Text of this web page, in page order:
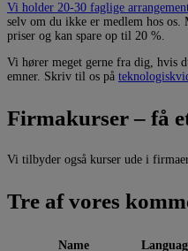
Vi holder 20-30 faglige
selv om du ikke er medlem hos
priser og kan spare op til 20 %.
Vi hører meget gerne fra dig, hvis
emner. Skriv til os på
Firmakurser – få
Vi tilbyder også kurser ude i
Tre af vores
Name